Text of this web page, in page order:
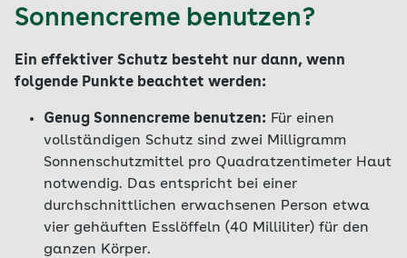
Sonnencreme benutzen?
Ein effektiver Schutz besteht nur dann, wenn
folgende Punkte beachtet werden:
Genug Sonnencreme benutzen: Für einen
vollständigen Schutz sind zwei Milligramm
Sonnenschutzmittel pro Quadratzentimeter Haut
notwendig. Das entspricht bei einer
durchschnittlichen erwachsenen Person etwa
vier gehäuften Esslöffeln (40 Milliliter) für den
ganzen Körper.